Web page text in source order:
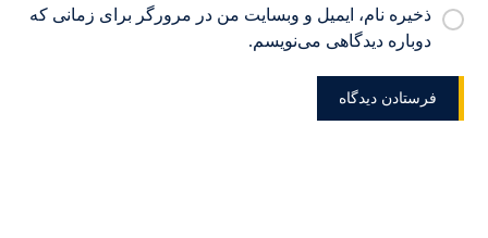
ذخیره نام، ایمیل و وبسایت من در مرورگر برای زمانی که
دوباره دیدگاهی می‌نویسم.